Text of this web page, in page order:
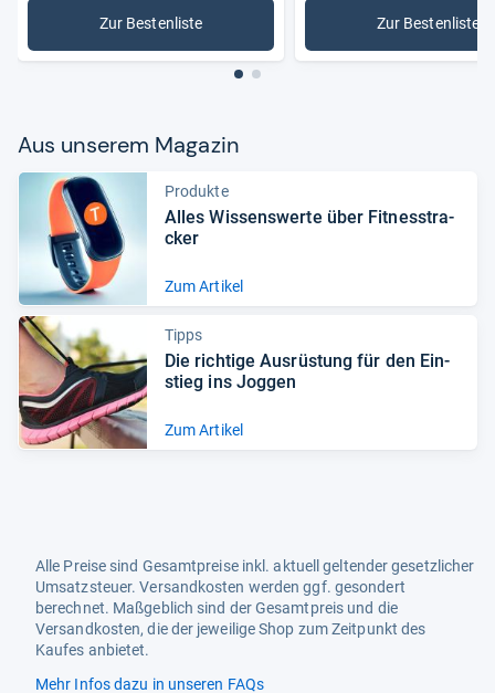
Zur Bestenliste: Aktivitäts- & Fitnesstracker Zur Bestenliste
: Fitness-
Aus unse­rem Maga­zin
Produkte
Alles Wis­sens­werte über Fit­ness­tra­
cker
Zum Artikel
Tipps
Die rich­tige Aus­rüs­tung für den Ein­
stieg ins Jog­gen
Zum Artikel
Alle Preise sind Gesamtpreise inkl. aktuell geltender gesetzlicher
Umsatzsteuer. Versandkosten werden ggf. gesondert
berechnet. Maßgeblich sind der Gesamtpreis und die
Versandkosten, die der jeweilige Shop zum Zeitpunkt des
Kaufes anbietet.
Mehr Infos dazu in unseren FAQs